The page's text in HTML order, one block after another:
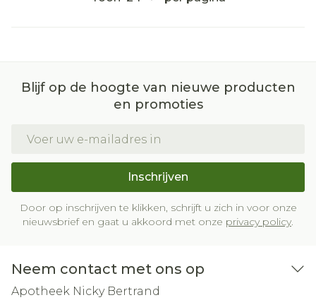
Blijf op de hoogte van nieuwe producten
en promoties
Inschrijven
Door op inschrijven te klikken, schrijft u zich in voor onze
nieuwsbrief en gaat u akkoord met onze privacy policy.
Neem contact met ons op
Apotheek Nicky Bertrand